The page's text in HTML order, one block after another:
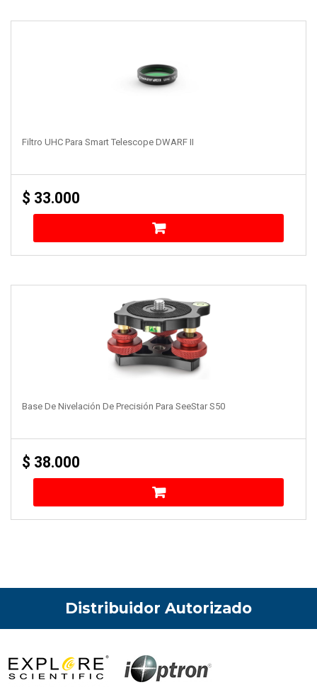
Filtro UHC Para Smart Telescope DWARF II
$ 33.000
Base De Nivelación De Precisión Para SeeStar S50
$ 38.000
Distribuidor Autorizado